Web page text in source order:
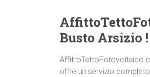
Busto Arsizio !
offre un servizio